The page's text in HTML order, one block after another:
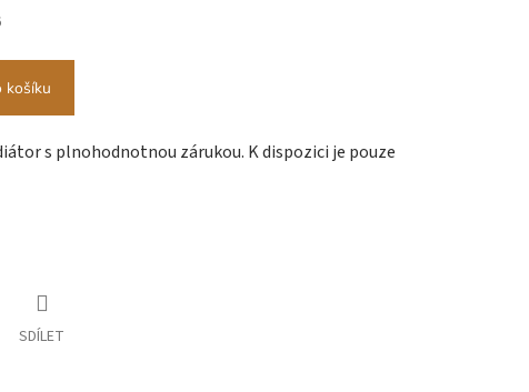
košíku
s plnohodnotnou zárukou. K dispozici je pouze
SDÍLET